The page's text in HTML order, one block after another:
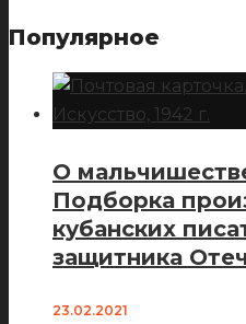
Популярное
О
Подборка
кубанских
защитника
23.02.2021